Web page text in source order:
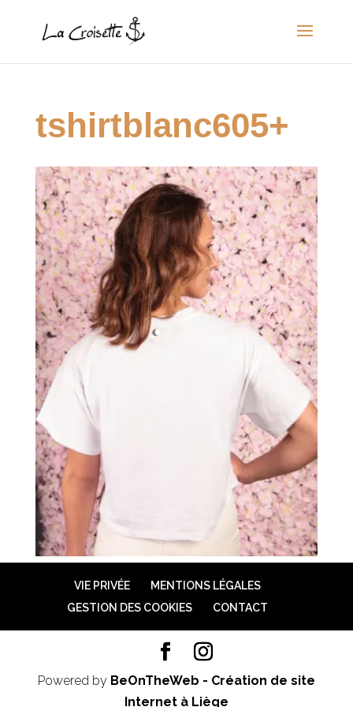
tshirtblanc605+
VIE PRIVÉE
MENTIONS LÉGALES
GESTION DES COOKIES
CONTACT
Powered by BeOnTheWeb - Création de site
Internet à Liège